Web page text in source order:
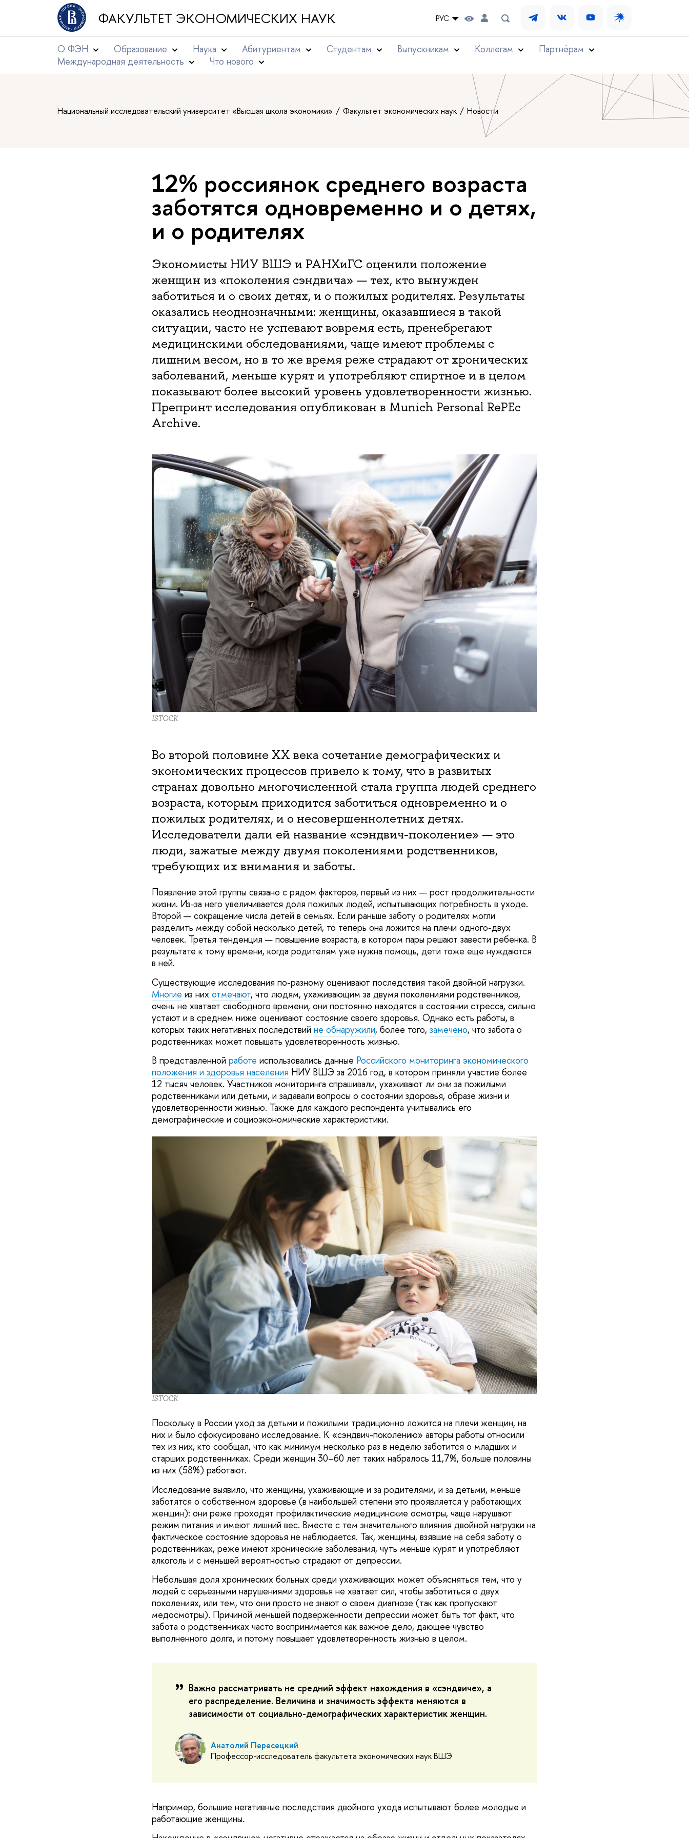
ФАКУЛЬТЕТ ЭКОНОМИЧЕСКИХ НАУК РУС
О ФЭН Образование Наука Абитуриентам Студентам Выпускникам Коллегам
Партнёрам
Международная деятельность
Что нового
Национальный исследовательский университет «Высшая школа экономики» Факультет экономических наук Новости
12% россиянок среднего возраста
заботятся одновременно и о детях,
и о родителях
Экономисты НИУ ВШЭ и РАНХиГС оценили положение
женщин из «поколения сэндвича» — тех, кто вынужден
заботиться и о своих детях, и о пожилых родителях. Результаты
оказались неоднозначными: женщины, оказавшиеся в такой
ситуации, часто не успевают вовремя есть, пренебрегают
медицинскими обследованиями, чаще имеют проблемы с
лишним весом, но в то же время реже страдают от хронических
заболеваний, меньше курят и употребляют спиртное и в целом
показывают более высокий уровень удовлетворенности жизнью.
Препринт исследования опубликован в Munich Personal RePEc
Archive.
ISTOCK
Во второй половине ХХ века сочетание демографических и
экономических процессов привело к тому, что в развитых
странах довольно многочисленной стала группа людей среднего
возраста, которым приходится заботиться одновременно и о
пожилых родителях, и о несовершеннолетних детях.
Исследователи дали ей название «сэндвич-поколение» — это
люди, зажатые между двумя поколениями родственников,
требующих их внимания и заботы.
Появление этой группы связано с рядом факторов, первый из них — рост продолжительности
жизни. Из-за него увеличивается доля пожилых людей, испытывающих потребность в уходе.
Второй — сокращение числа детей в семьях. Если раньше заботу о родителях могли
разделить между собой несколько детей, то теперь она ложится на плечи одного-двух
человек. Третья тенденция — повышение возраста, в котором пары решают завести ребенка. В
результате к тому времени, когда родителям уже нужна помощь, дети тоже еще нуждаются
в ней.
Существующие исследования по-разному оценивают последствия такой двойной нагрузки.
Многие из них отмечают, что людям, ухаживающим за двумя поколениями родственников,
очень не хватает свободного времени, они постоянно находятся в состоянии стресса, сильно
устают и в среднем ниже оценивают состояние своего здоровья. Однако есть работы, в
которых таких негативных последствий не обнаружили, более того, замечено, что забота о
родственниках может повышать удовлетворенность жизнью.
В представленной работе использовались данные Российского мониторинга экономического
положения и здоровья населения НИУ ВШЭ за 2016 год, в котором приняли участие более
12 тысяч человек. Участников мониторинга спрашивали, ухаживают ли они за пожилыми
родственниками или детьми, и задавали вопросы о состоянии здоровья, образе жизни и
удовлетворенности жизнью. Также для каждого респондента учитывались его
демографические и социоэкономические характеристики.
ISTOCK
Поскольку в России уход за детьми и пожилыми традиционно ложится на плечи женщин, на
них и было сфокусировано исследование. К «сэндвич-поколению» авторы работы относили
тех из них, кто сообщал, что как минимум несколько раз в неделю заботится о младших и
старших родственниках. Среди женщин 30–60 лет таких набралось 11,7%, больше половины
из них (58%) работают.
Исследование выявило, что женщины, ухаживающие и за родителями, и за детьми, меньше
заботятся о собственном здоровье (в наибольшей степени это проявляется у работающих
женщин): они реже проходят профилактические медицинские осмотры, чаще нарушают
режим питания и имеют лишний вес. Вместе с тем значительного влияния двойной нагрузки на
фактическое состояние здоровья не наблюдается. Так, женщины, взявшие на себя заботу о
родственниках, реже имеют хронические заболевания, чуть меньше курят и употребляют
алкоголь и с меньшей вероятностью страдают от депрессии.
Небольшая доля хронических больных среди ухаживающих может объясняться тем, что у
людей с серьезными нарушениями здоровья не хватает сил, чтобы заботиться о двух
поколениях, или тем, что они просто не знают о своем диагнозе (так как пропускают
медосмотры). Причиной меньшей подверженности депрессии может быть тот факт, что
забота о родственниках часто воспринимается как важное дело, дающее чувство
выполненного долга, и потому повышает удовлетворенность жизнью в целом.
Важно рассматривать не средний эффект нахождения в «сэндвиче», а
его распределение. Величина и значимость эффекта меняются в
зависимости от социально-демографических характеристик женщин.
Анатолий Пересецкий
Профессор-исследователь факультета экономических наук ВШЭ
Например, большие негативные последствия двойного ухода испытывают более молодые и
работающие женщины.